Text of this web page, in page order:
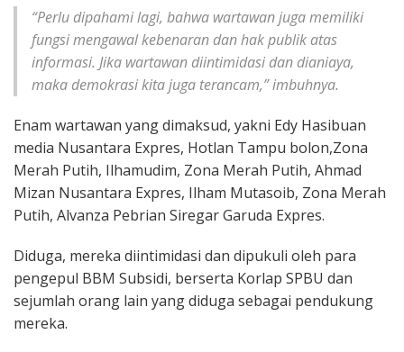
“Perlu dipahami lagi, bahwa wartawan juga memiliki
fungsi mengawal kebenaran dan hak publik atas
informasi. Jika wartawan diintimidasi dan dianiaya,
maka demokrasi kita juga terancam,” imbuhnya.
Enam wartawan yang dimaksud, yakni Edy Hasibuan
media Nusantara Expres, Hotlan Tampu bolon,Zona
Merah Putih, Ilhamudim, Zona Merah Putih, Ahmad
Mizan Nusantara Expres, Ilham Mutasoib, Zona Merah
Putih, Alvanza Pebrian Siregar Garuda Expres.
Diduga, mereka diintimidasi dan dipukuli oleh para
pengepul BBM Subsidi, berserta Korlap SPBU dan
sejumlah orang lain yang diduga sebagai pendukung
mereka.